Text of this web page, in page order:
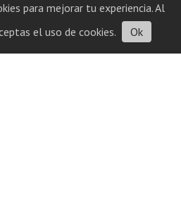
para mejorar tu experiencia. Al
el uso de cookies.
Ok